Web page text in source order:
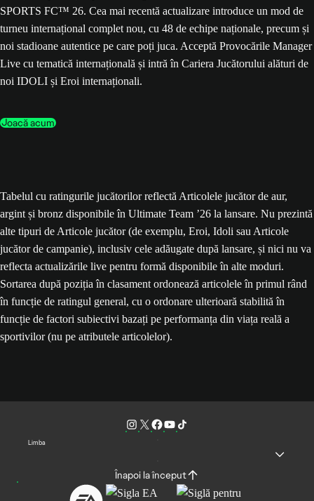
SPORTS FC™ 26. Cea mai recentă actualizare introduce un mod de
turneu internațional complet nou, cu 48 de echipe naționale, precum și
noi stadioane autentice pe care poți juca. Acceptă Provocările Manager
Live cu tematică internațională și intră în Cariera Jucătorului alături de
noi IDOLI și Eroi internaționali.
Joacă acum
Tabelul cu ratingurile jucătorilor reflectă Articolele jucător de aur,
argint și bronz disponibile în Ultimate Team ’26 la lansare. Nu prezintă
alte tipuri de Articole jucător (de exemplu, Eroi, Idoli sau Articole
jucător de campanie), inclusiv cele adăugate după lansare, și nici nu va
reflecta actualizările live pentru formă disponibile în alte moduri.
Sortarea după poziția în clasament ordonează articolele în primul rând
în funcție de ratingul general, cu o ordonare ulterioară stabilită în
funcție de factori subiectivi bazați pe performanța din viața reală a
sportivilor (nu pe atributele articolelor).
Limba
Înapoi la început